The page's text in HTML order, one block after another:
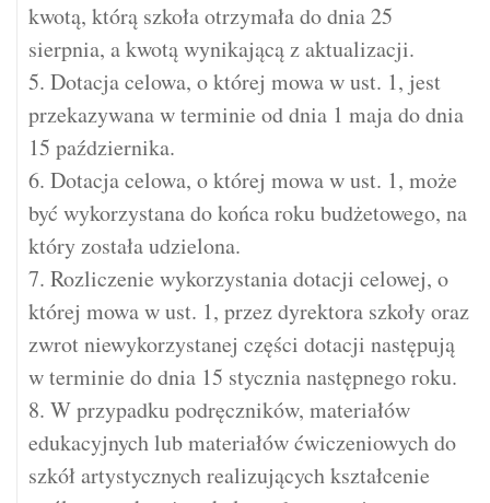
kwotą, którą szkoła otrzymała do dnia 25
sierpnia, a kwotą wynikającą z aktualizacji.
5. Dotacja celowa, o której mowa w ust. 1, jest
przekazywana w terminie od dnia 1 maja do dnia
15 października.
6. Dotacja celowa, o której mowa w ust. 1, może
być wykorzystana do końca roku budżetowego, na
który została udzielona.
7. Rozliczenie wykorzystania dotacji celowej, o
której mowa w ust. 1, przez dyrektora szkoły oraz
zwrot niewykorzystanej części dotacji następują
w terminie do dnia 15 stycznia następnego roku.
8. W przypadku podręczników, materiałów
edukacyjnych lub materiałów ćwiczeniowych do
szkół artystycznych realizujących kształcenie